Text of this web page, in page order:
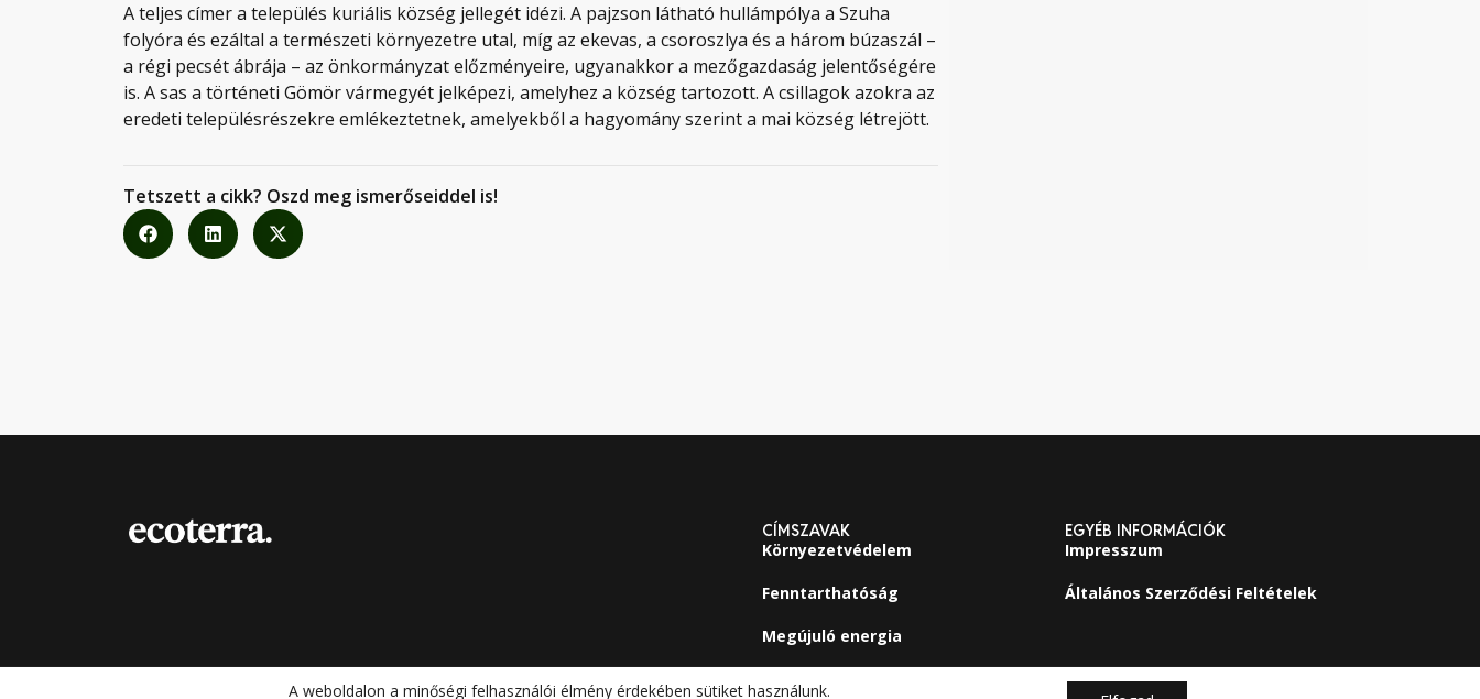
A teljes címer a település kuriális község jellegét idézi. A pajzson látható hullámpólya a Szuha
folyóra és ezáltal a természeti környezetre utal, míg az ekevas, a csoroszlya és a három búzaszál –
a régi pecsét ábrája – az önkormányzat előzményeire, ugyanakkor a mezőgazdaság jelentőségére
is. A sas a történeti Gömör vármegyét jelképezi, amelyhez a község tartozott. A csillagok azokra az
eredeti településrészekre emlékeztetnek, amelyekből a hagyomány szerint a mai község létrejött.
Tetszett a cikk? Oszd meg ismerőseiddel is!
CÍMSZAVAK
Környezetvédelem
Fenntarthatóság
Megújuló energia
EGYÉB INFORMÁCIÓK
Impresszum
Általános Szerződési Feltételek
A weboldalon a minőségi felhasználói élmény érdekében sütiket használunk.